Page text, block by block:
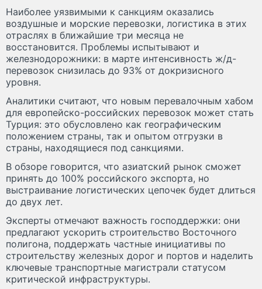
Наиболее уязвимыми к санкциям оказались
воздушные и морские перевозки, логистика в этих
отраслях в ближайшие три месяца не
восстановится. Проблемы испытывают и
железнодорожники: в марте интенсивность ж/д-
перевозок снизилась до 93% от докризисного
уровня.
Аналитики считают, что новым перевалочным хабом
для европейско-российских перевозок может стать
Турция: это обусловлено как географическим
положением страны, так и опытом отгрузки в
страны, находящиеся под санкциями.
В обзоре говорится, что азиатский рынок сможет
принять до 100% российского экспорта, но
выстраивание логистических цепочек будет длиться
до двух лет.
Эксперты отмечают важность господдержки: они
предлагают ускорить строительство Восточного
полигона, поддержать частные инициативы по
строительству железных дорог и портов и наделить
ключевые транспортные магистрали статусом
критической инфраструктуры.